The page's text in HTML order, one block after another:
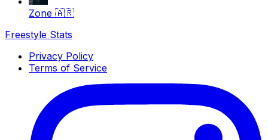
Zone 🇦🇷
Freestyle Stats
Privacy Policy
Terms of Service